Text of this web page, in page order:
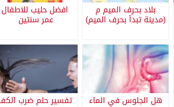
بلاد بحرف الميم م
(مدينة تبدأ بحرف الميم)
افضل حليب للاطفال
عمر سنتين
هل الجلوس في الماء تفسير حلم ضرب